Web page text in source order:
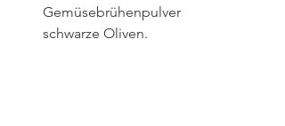
Gemüsebrühenpulver
schwarze Oliven.